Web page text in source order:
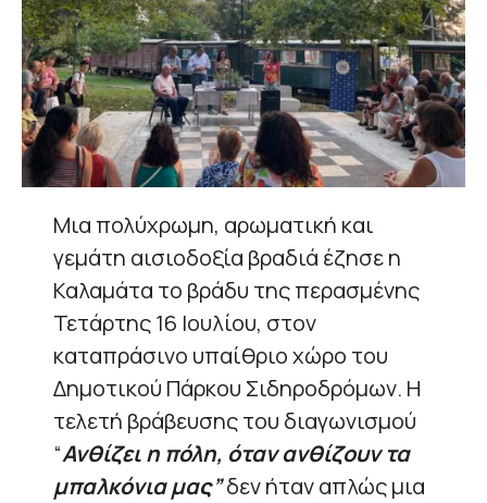
Μια πολύχρωμη, αρωματική και
γεμάτη αισιοδοξία βραδιά έζησε η
Καλαμάτα το βράδυ της περασμένης
Τετάρτης 16 Ιουλίου, στον
καταπράσινο υπαίθριο χώρο του
Δημοτικού Πάρκου Σιδηροδρόμων. Η
τελετή βράβευσης του διαγωνισμού
“Ανθίζει η πόλη, όταν ανθίζουν τα
μπαλκόνια μας”δεν ήταν απλώς μια